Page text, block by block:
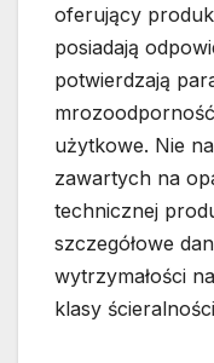
oferujący
posiadają
potwierdzają
użytkowe. Nie
zawartych na
technicznej
szczegółowe
wytrzymałości
klasy